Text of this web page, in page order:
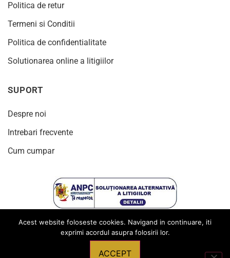
Politica de retur
Termeni si Conditii
Politica de confidentialitate
Solutionarea online a litigiilor
SUPORT
Despre noi
Intrebari frecvente
Cum cumpar
Acest website foloseste cookies. Navigand in continuare, iti
exprimi acordul asupra folosirii lor.
ACCEPT